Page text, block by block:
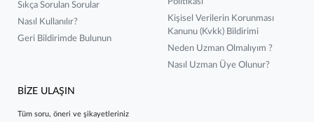
Sıkça Sorulan Sorular
Nasıl Kullanılır?
Geri Bildirimde Bulunun
Kişisel Verilerin Korunması
Kanunu (kvkk) Bildirimi
Neden Uzman Olmalıyım ?
Nasıl Uzman Üye Olunur?
BİZE ULAŞIN
Tüm soru, öneri ve şikayetleriniz